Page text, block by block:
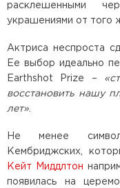
расклешенными
украшениями от того
Актриса неспроста
Ее выбор идеально
Earthshot Prize –
восстановить нашу
лет»
Не менее
Кембриджских,
Кейт Миддлтон
появилась на